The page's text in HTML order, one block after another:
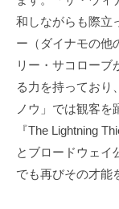
和しながらも際立
ー（ダイナモの他
リー・サコローブ
る力を持っており
ノウ」では観客を
『The Lightning
とブロードウェイ
でも再びその才能